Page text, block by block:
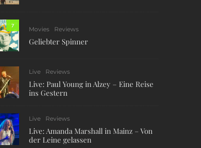
7
Movies Reviews
Geliebter Spinner
Live Reviews
Live: Paul Young in Alzey – Eine Reise
ins Gestern
Live Reviews
Live: Amanda Marshall in Mainz – Von
der Leine gelassen